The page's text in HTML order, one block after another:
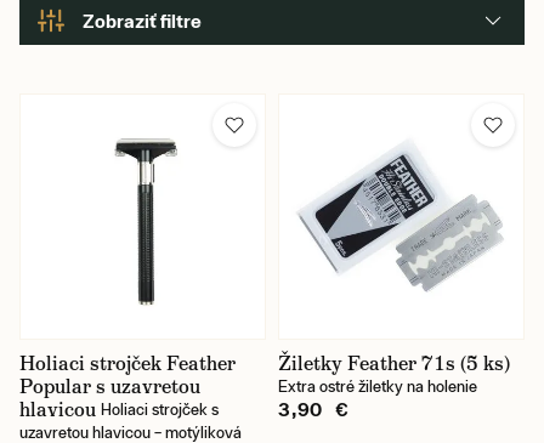
Zobraziť filtre
Holiaci strojček Feather
Popular s uzavretou
hlavicou Holiaci strojček s
uzavretou hlavicou – motýliková
Žiletky Feather 71s (5 ks)
Extra ostré žiletky na holenie
3,90 €